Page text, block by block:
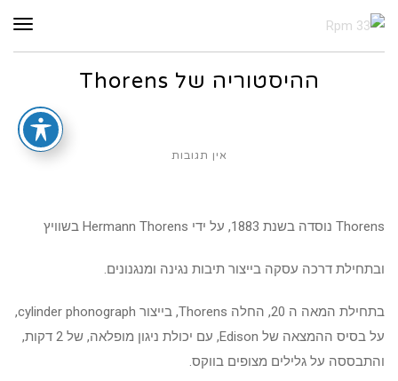
ההיסטוריה של Thorens
אין תגובות
Thorens נוסדה בשנת 1883, על ידי Hermann Thorens בשוויץ
ובתחילת דרכה עסקה בייצור תיבות נגינה ומנגנונים.
בתחילת המאה ה 20, החלה Thorens, בייצור cylinder phonograph,
על בסיס ההמצאה של Edison, עם יכולת ניגון מופלאה, של 2 דקות,
והתבססה על גלילים מצופים בווקס.